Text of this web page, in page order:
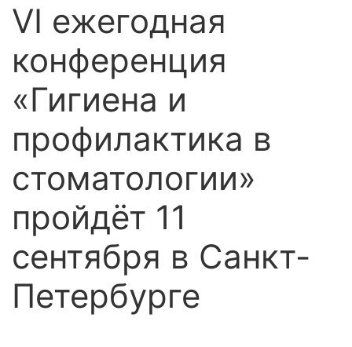
VI ежегодная
конференция
«Гигиена и
профилактика в
стоматологии»
пройдёт 11
сентября в Санкт-
Петербурге